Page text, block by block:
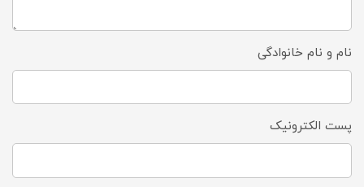
نام و نام خانوادگی
پست الکترونیک